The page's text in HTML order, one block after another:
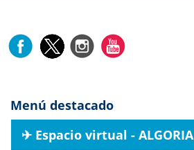
Menú destacado
✈︎ Espacio virtual - ALGORIA